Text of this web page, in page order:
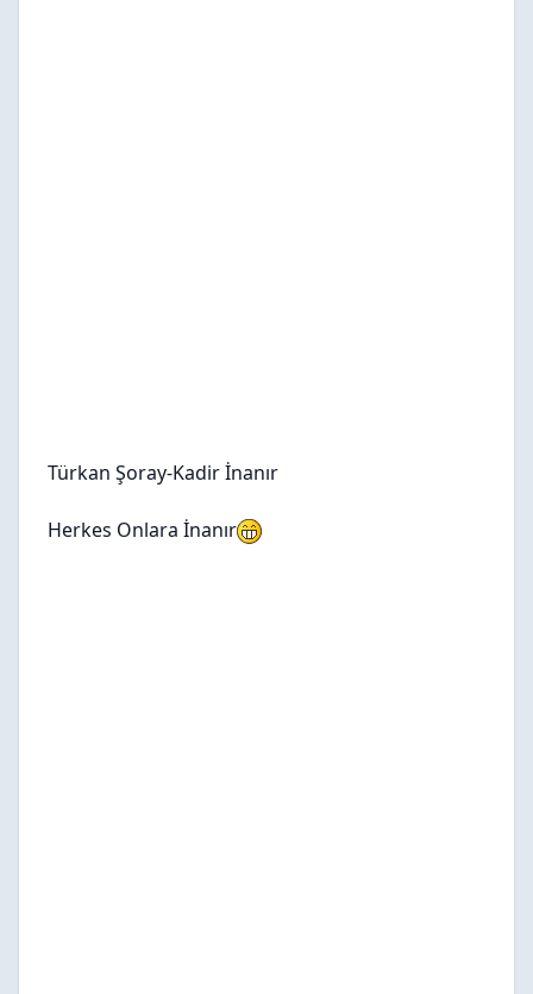
Türkan Şoray-Kadir İnanır
Herkes Onlara İnanır